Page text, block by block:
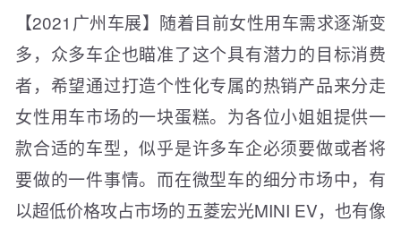
【2021广州车展】随着目前女性用车需求逐渐变
多，众多车企也瞄准了这个具有潜力的目标消费
者，希望通过打造个性化专属的热销产品来分走
女性用车市场的一块蛋糕。为各位小姐姐提供一
款合适的车型，似乎是许多车企必须要做或者将
要做的一件事情。而在微型车的细分市场中，有
以超低价格攻占市场的五菱宏光MINI EV，也有像